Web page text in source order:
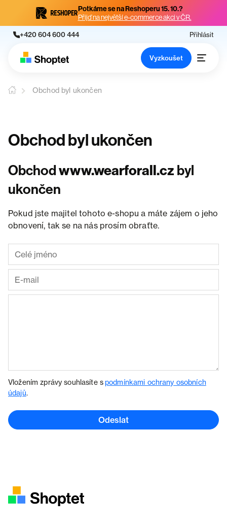
Potkáme se na Reshoperu 15. 10.?
Přijď na největší e-commerce akci v ČR.
+420 604 600 444 Přihlásit
Vyzkoušet
Obchod byl ukončen
Obchod byl ukončen
Obchodwww.wearforall.cz byl
ukončen
Pokud jste majitel tohoto e-shopu a máte zájem o jeho
obnovení, tak se na nás prosím obraťte.
Vložením zprávy souhlasíte spodmínkami ochrany osobních
údajů.
Odeslat